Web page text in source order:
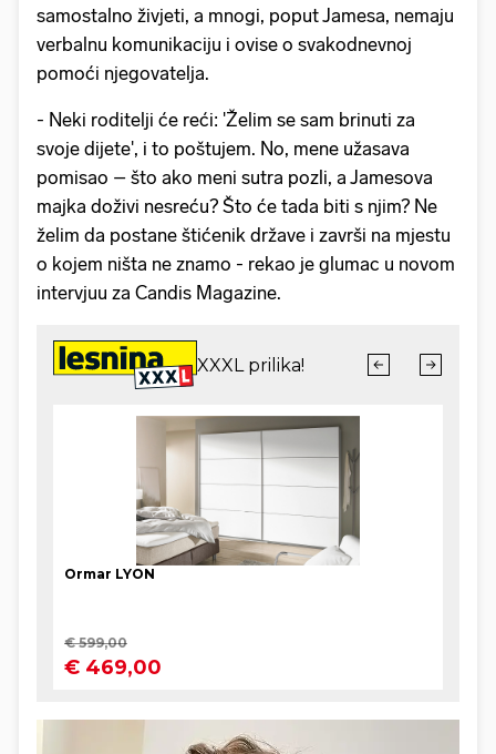
samostalno živjeti, a mnogi, poput Jamesa, nemaju
verbalnu komunikaciju i ovise o svakodnevnoj
pomoći njegovatelja.
- Neki roditelji će reći: 'Želim se sam brinuti za
svoje dijete', i to poštujem. No, mene užasava
pomisao – što ako meni sutra pozli, a Jamesova
majka doživi nesreću? Što će tada biti s njim? Ne
želim da postane štićenik države i završi na mjestu
o kojem ništa ne znamo - rekao je glumac u novom
intervjuu za Candis Magazine.